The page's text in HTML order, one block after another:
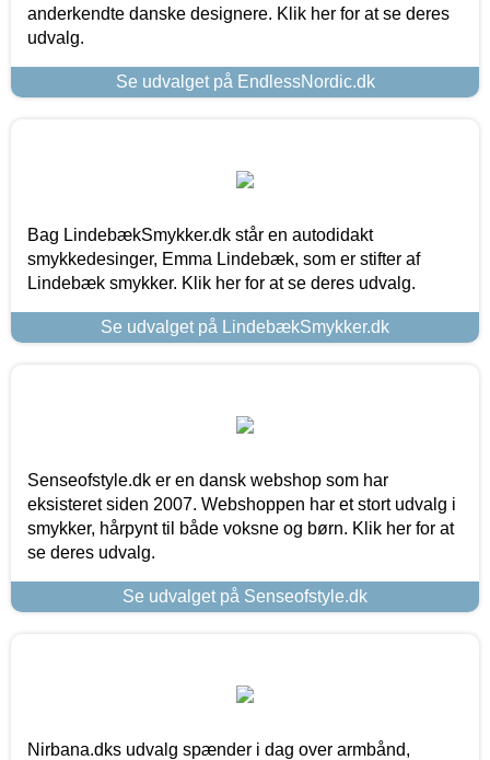
anderkendte danske designere. Klik her for at se deres
udvalg.
Se udvalget på EndlessNordic.dk
Bag LindebækSmykker.dk står en autodidakt
smykkedesinger, Emma Lindebæk, som er stifter af
Lindebæk smykker. Klik her for at se deres udvalg.
Se udvalget på LindebækSmykker.dk
Senseofstyle.dk er en dansk webshop som har
eksisteret siden 2007. Webshoppen har et stort udvalg i
smykker, hårpynt til både voksne og børn. Klik her for at
se deres udvalg.
Se udvalget på Senseofstyle.dk
Nirbana.dks udvalg spænder i dag over armbånd,